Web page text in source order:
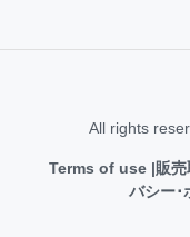
All rights
Terms of use 販
バシー･